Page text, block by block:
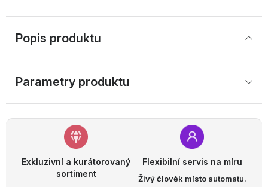
Popis produktu
Parametry produktu
Exkluzivní a kurátorovaný
sortiment
Flexibilní servis na míru
Živý člověk místo automatu.